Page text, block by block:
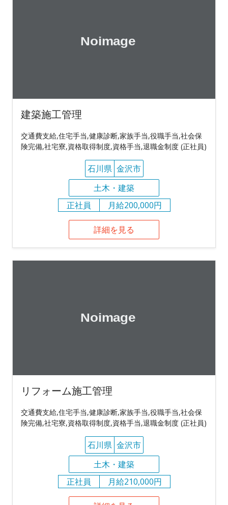
建築施工管理
交通費支給,住宅手当,健康診断,家族手当,役職手当,社会保
険完備,社宅寮,資格取得制度,資格手当,退職金制度 (正社員)
石川県 金沢市
土木・建築
正社員
月給200,000円
詳細を見る
リフォーム施工管理
交通費支給,住宅手当,健康診断,家族手当,役職手当,社会保
険完備,社宅寮,資格取得制度,資格手当,退職金制度 (正社員)
石川県 金沢市
土木・建築
正社員
月給210,000円